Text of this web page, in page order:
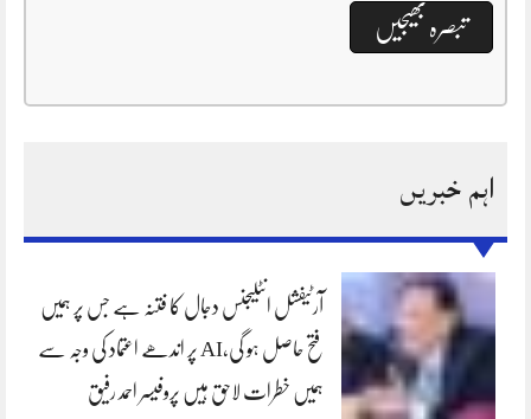
اہم خبریں
آرٹیفشل انٹلیجنس دجال کا فتنہ ہے جس پر ہمیں
فتح حاصل ہو گی،AI پر اندھے اعتماد کی وجہ سے
ہمیں خطرات لاحق ہیں پروفیسر احمد رفیق